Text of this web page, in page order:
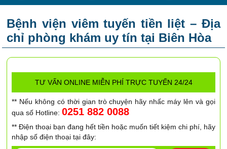
Bệnh viện viêm tuyến tiền liệt – Địa
chỉ phòng khám uy tín tại Biên Hòa
TƯ VẤN ONLINE MIỄN PHÍ TRỰC TUYẾN 24/24
** Nếu không có thời gian trò chuyện hãy nhấc máy lên và gọi
qua số Hotline: 0251 882 0088
** Điện thoại bạn đang hết tiền hoặc muốn tiết kiệm chi phí, hãy
nhập số điện thoại tại đây: